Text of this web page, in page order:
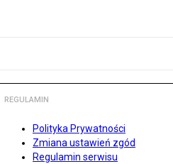
REGULAMIN
Polityka Prywatności
Zmiana ustawień zgód
Regulamin serwisu